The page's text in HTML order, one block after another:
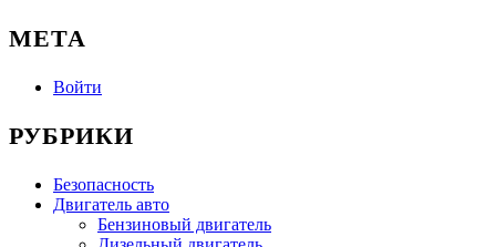
МЕТА
Войти
РУБРИКИ
Безопасность
Двигатель авто
Бензиновый двигатель